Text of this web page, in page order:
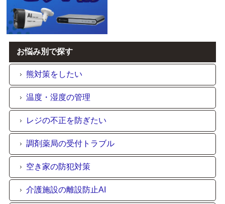
お悩み別で探す
熊対策をしたい
温度・湿度の管理
レジの不正を防ぎたい
調剤薬局の受付トラブル
空き家の防犯対策
介護施設の離設防止AI